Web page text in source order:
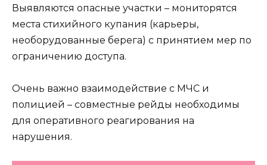
Выявляются опасные участки – мониторятся
места стихийного купания (карьеры,
необорудованные берега) с принятием мер по
ограничению доступа.
Очень важно взаимодействие с МЧС и
полицией – совместные рейды необходимы
для оперативного реагирования на
нарушения.